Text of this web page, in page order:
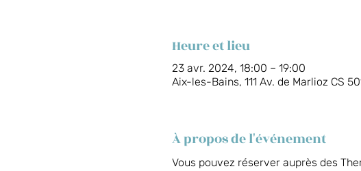
Heure et lieu
23 avr. 2024, 18:00 – 19:00
Aix-les-Bains, 111 Av. de Marlioz CS
À propos de l'événement
Vous pouvez réserver auprès des